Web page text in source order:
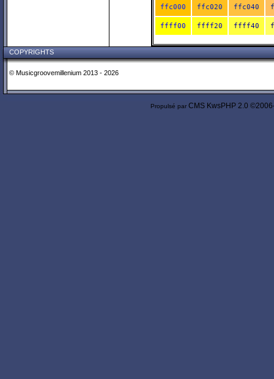
ffc000 ffc020 ffc040
ffff00 ffff20 ffff40
COPYRIGHTS
© Musicgroovemillenium 2013 - 2026
Propulsé par CMS KwsPHP 2.0